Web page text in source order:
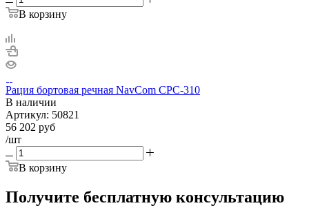
В корзину
Рация бортовая речная NavCom CPC-310
В наличии
Артикул: 50821
56 202 руб
/шт
В корзину
Получите бесплатную консультацию